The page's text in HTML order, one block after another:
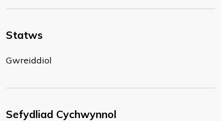
Statws
Gwreiddiol
Sefydliad Cychwynnol